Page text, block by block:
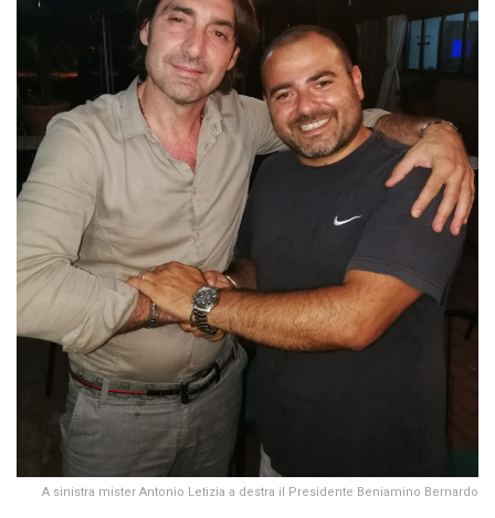
A sinistra mister Antonio Letizia a destra il Presidente Beniamino Bernardo